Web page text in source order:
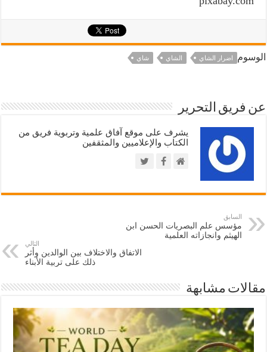
الوسوم اضرار الشاي الشاي شاي
عن فريق التحرير
يشرف على موقع آفاق علمية وتربوية فريق من
الكتاب والإعلاميين والمثقفين
السابق
مؤسس علم البصريات الحسن ابن
الهيثم وانجازاته العلمية
التالي
الاتفاق والاختلاف بين الوالدين وأثر
ذلك على تربية الأبناء
مقالات مشابهة